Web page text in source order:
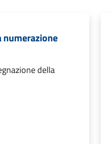
numerazione
della